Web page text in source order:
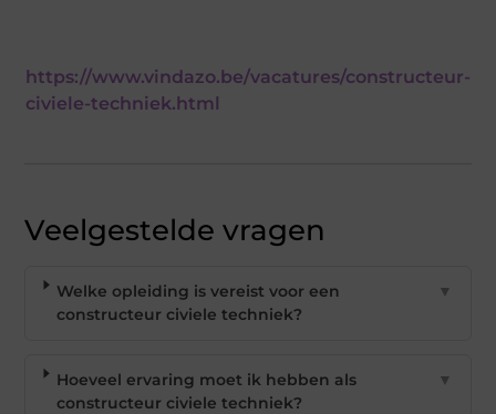
https://www.vindazo.be/vacatures/constructeur-
civiele-techniek.html
Veelgestelde vragen
Welke opleiding is vereist voor een
constructeur civiele techniek?
▼
Hoeveel ervaring moet ik hebben als
constructeur civiele techniek?
▼